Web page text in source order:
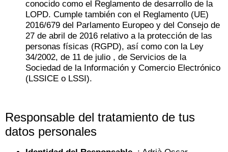
conocido como el Reglamento de desarrollo de la
LOPD. Cumple también con el Reglamento (UE)
2016/679 del Parlamento Europeo y del Consejo de
27 de abril de 2016 relativo a la protección de las
personas físicas (RGPD), así como con la Ley
34/2002, de 11 de julio , de Servicios de la
Sociedad de la Información y Comercio Electrónico
(LSSICE o LSSI).
Responsable del tratamiento de tus
datos personales